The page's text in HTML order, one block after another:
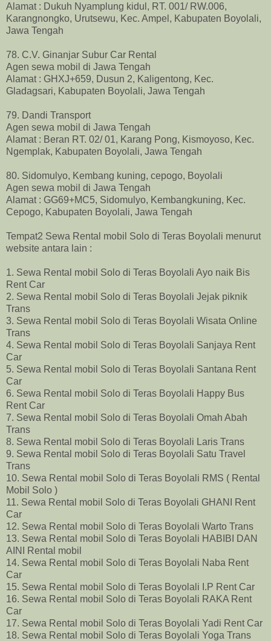
Alamat : Dukuh Nyamplung kidul, RT. 001/ RW.006,
Karangnongko, Urutsewu, Kec. Ampel, Kabupaten Boyolali,
Jawa Tengah
78. C.V. Ginanjar Subur Car Rental
Agen sewa mobil di Jawa Tengah
Alamat : GHXJ+659, Dusun 2, Kaligentong, Kec.
Gladagsari, Kabupaten Boyolali, Jawa Tengah
79. Dandi Transport
Agen sewa mobil di Jawa Tengah
Alamat : Beran RT. 02/ 01, Karang Pong, Kismoyoso, Kec.
Ngemplak, Kabupaten Boyolali, Jawa Tengah
80. Sidomulyo, Kembang kuning, cepogo, Boyolali
Agen sewa mobil di Jawa Tengah
Alamat : GG69+MC5, Sidomulyo, Kembangkuning, Kec.
Cepogo, Kabupaten Boyolali, Jawa Tengah
Tempat2 Sewa Rental mobil Solo di Teras Boyolali menurut
website antara lain :
1. Sewa Rental mobil Solo di Teras Boyolali Ayo naik Bis
Rent Car
2. Sewa Rental mobil Solo di Teras Boyolali Jejak piknik
Trans
3. Sewa Rental mobil Solo di Teras Boyolali Wisata Online
Trans
4. Sewa Rental mobil Solo di Teras Boyolali Sanjaya Rent
Car
5. Sewa Rental mobil Solo di Teras Boyolali Santana Rent
Car
6. Sewa Rental mobil Solo di Teras Boyolali Happy Bus
Rent Car
7. Sewa Rental mobil Solo di Teras Boyolali Omah Abah
Trans
8. Sewa Rental mobil Solo di Teras Boyolali Laris Trans
9. Sewa Rental mobil Solo di Teras Boyolali Satu Travel
Trans
10. Sewa Rental mobil Solo di Teras Boyolali RMS ( Rental
Mobil Solo )
11. Sewa Rental mobil Solo di Teras Boyolali GHANI Rent
Car
12. Sewa Rental mobil Solo di Teras Boyolali Warto Trans
13. Sewa Rental mobil Solo di Teras Boyolali HABIBI DAN
AINI Rental mobil
14. Sewa Rental mobil Solo di Teras Boyolali Naba Rent
Car
15. Sewa Rental mobil Solo di Teras Boyolali I.P Rent Car
16. Sewa Rental mobil Solo di Teras Boyolali RAKA Rent
Car
17. Sewa Rental mobil Solo di Teras Boyolali Yadi Rent Car
18. Sewa Rental mobil Solo di Teras Boyolali Yoga Trans